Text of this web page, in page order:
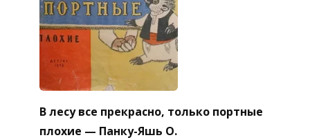
В лесу все прекрасно, только портные
плохие — Панку-Яшь О.